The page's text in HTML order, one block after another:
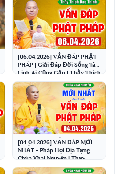
[06.04.2026] VẤN ĐÁP PHẬT
PHÁP | Giải Đáp Đời Sống Tâm
Linh Ai Cũng Gặp | Thầy Thích
Đạo Thịnh
[04.04.2026] VẤN ĐÁP MỚI
NHẤT - Pháp Hội Địa Tạng
Chùa Khai Nguyên | Thầy
Thích Đạo Thịnh